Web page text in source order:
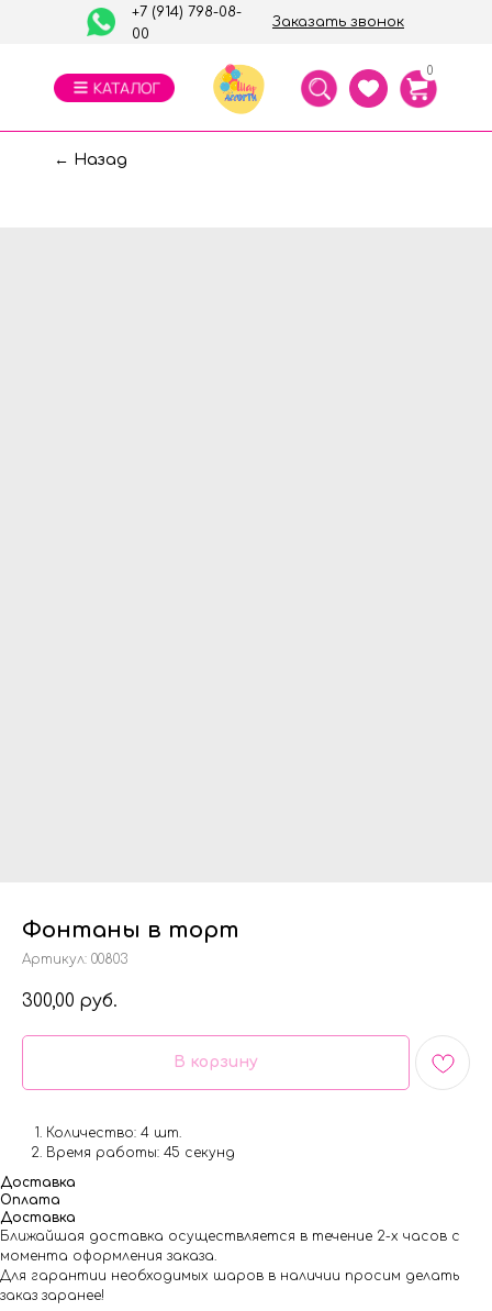
Заказать звонок
+7 (914) 798-08-
00
0
← Назад
Фонтаны в торт
Артикул: 00803
300,00 руб.
В корзину
Количество: 4 шт.
Время работы: 45 секунд
Доставка
Оплата
Доставка
Ближайшая доставка осуществляется в течение 2-х часов с
момента оформления заказа.
Для гарантии необходимых шаров в наличии просим делать
заказ заранее!